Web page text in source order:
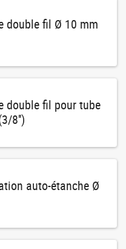
double fil Ø 10 mm
double fil pour tube
8'')
auto-étanche Ø